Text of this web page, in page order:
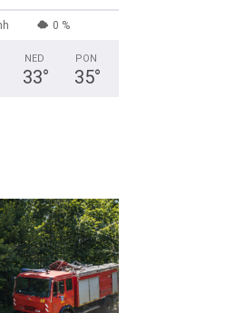
0 %
NED
33°
PON
35°